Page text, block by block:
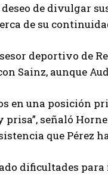
deseo de divulgar
de su
deportivo de
Sainz, aunque
en una posición
prisa”, señaló
que Pérez
dificultades para